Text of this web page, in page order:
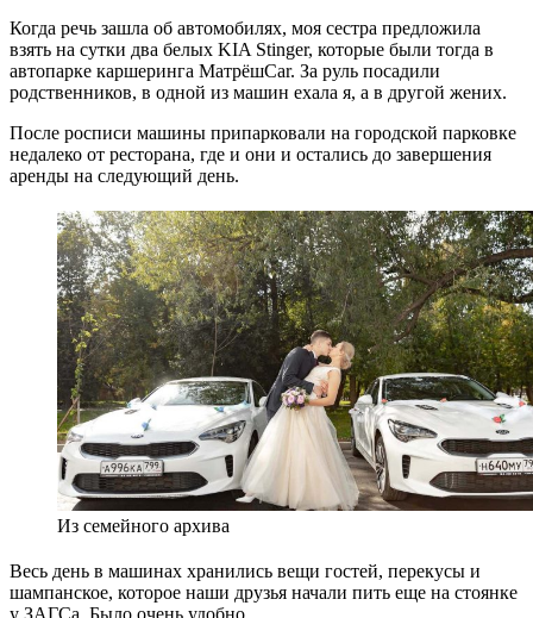
Когда речь зашла об автомобилях, моя сестра предложила
взять на сутки два белых KIA Stinger, которые были тогда в
автопарке каршеринга МатрёшCar. За руль посадили
родственников, в одной из машин ехала я, а в другой жених.
После росписи машины припарковали на городской парковке
недалеко от ресторана, где и они и остались до завершения
аренды на следующий день.
Из семейного архива
Весь день в машинах хранились вещи гостей, перекусы и
шампанское, которое наши друзья начали пить еще на стоянке
у ЗАГСа. Было очень удобно.